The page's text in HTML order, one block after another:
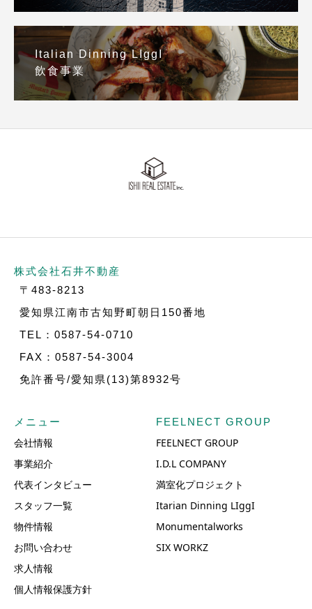
Italian Dinning LIggI
飲食事業
株式会社石井不動産
〒483-8213
愛知県江南市古知野町朝日150番地
TEL：0587-54-0710
FAX：0587-54-3004
免許番号/愛知県(13)第8932号
メニュー
会社情報
事業紹介
代表インタビュー
スタッフ一覧
物件情報
お問い合わせ
求人情報
個人情報保護方針
FEELNECT GROUP
FEELNECT GROUP
I.D.L COMPANY
満室化プロジェクト
Itarian Dinning LIggI
Monumentalworks
SIX WORKZ